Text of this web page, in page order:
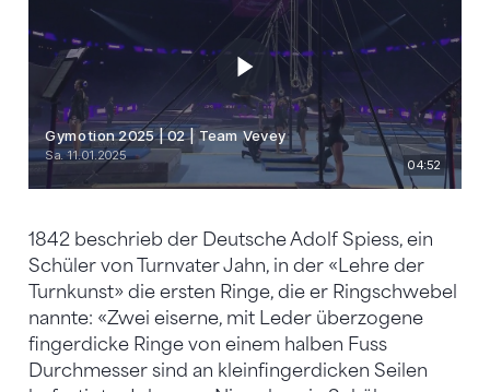
1842 beschrieb der Deutsche Adolf Spiess, ein
Schüler von Turnvater Jahn, in der «Lehre der
Turnkunst» die ersten Ringe, die er Ringschwebel
nannte: «Zwei eiserne, mit Leder überzogene
fingerdicke Ringe von einem halben Fuss
Durchmesser sind an kleinfingerdicken Seilen